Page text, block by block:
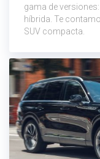
gama de
híbrida. Te
SUV compacta.